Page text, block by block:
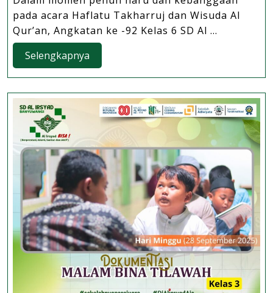
dari
Orang
Literasi
pada acara Haflatu Takharruj dan Wisuda Al
Qur’an, Angkatan ke -92 Kelas 6 SD Al ...
Selengkapnya